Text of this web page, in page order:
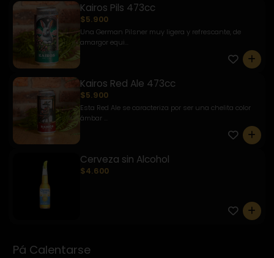
Kairos Pils 473cc
$5.900
Una German Pilsner muy ligera y refrescante, de
amargor equi...
0
Kairos Red Ale 473cc
$5.900
Esta Red Ale se caracteriza por ser una chelita color
ámbar ...
0
Cerveza sin Alcohol
$4.600
0
Pá Calentarse